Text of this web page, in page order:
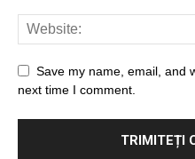
Save my name, email, and
next time I comment.